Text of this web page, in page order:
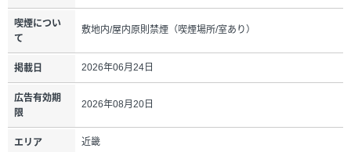
喫煙につい
て
敷地内/屋内原則禁煙（喫煙場所/室あり）
掲載日 2026年06月24日
広告有効期
限
2026年08月20日
エリア 近畿